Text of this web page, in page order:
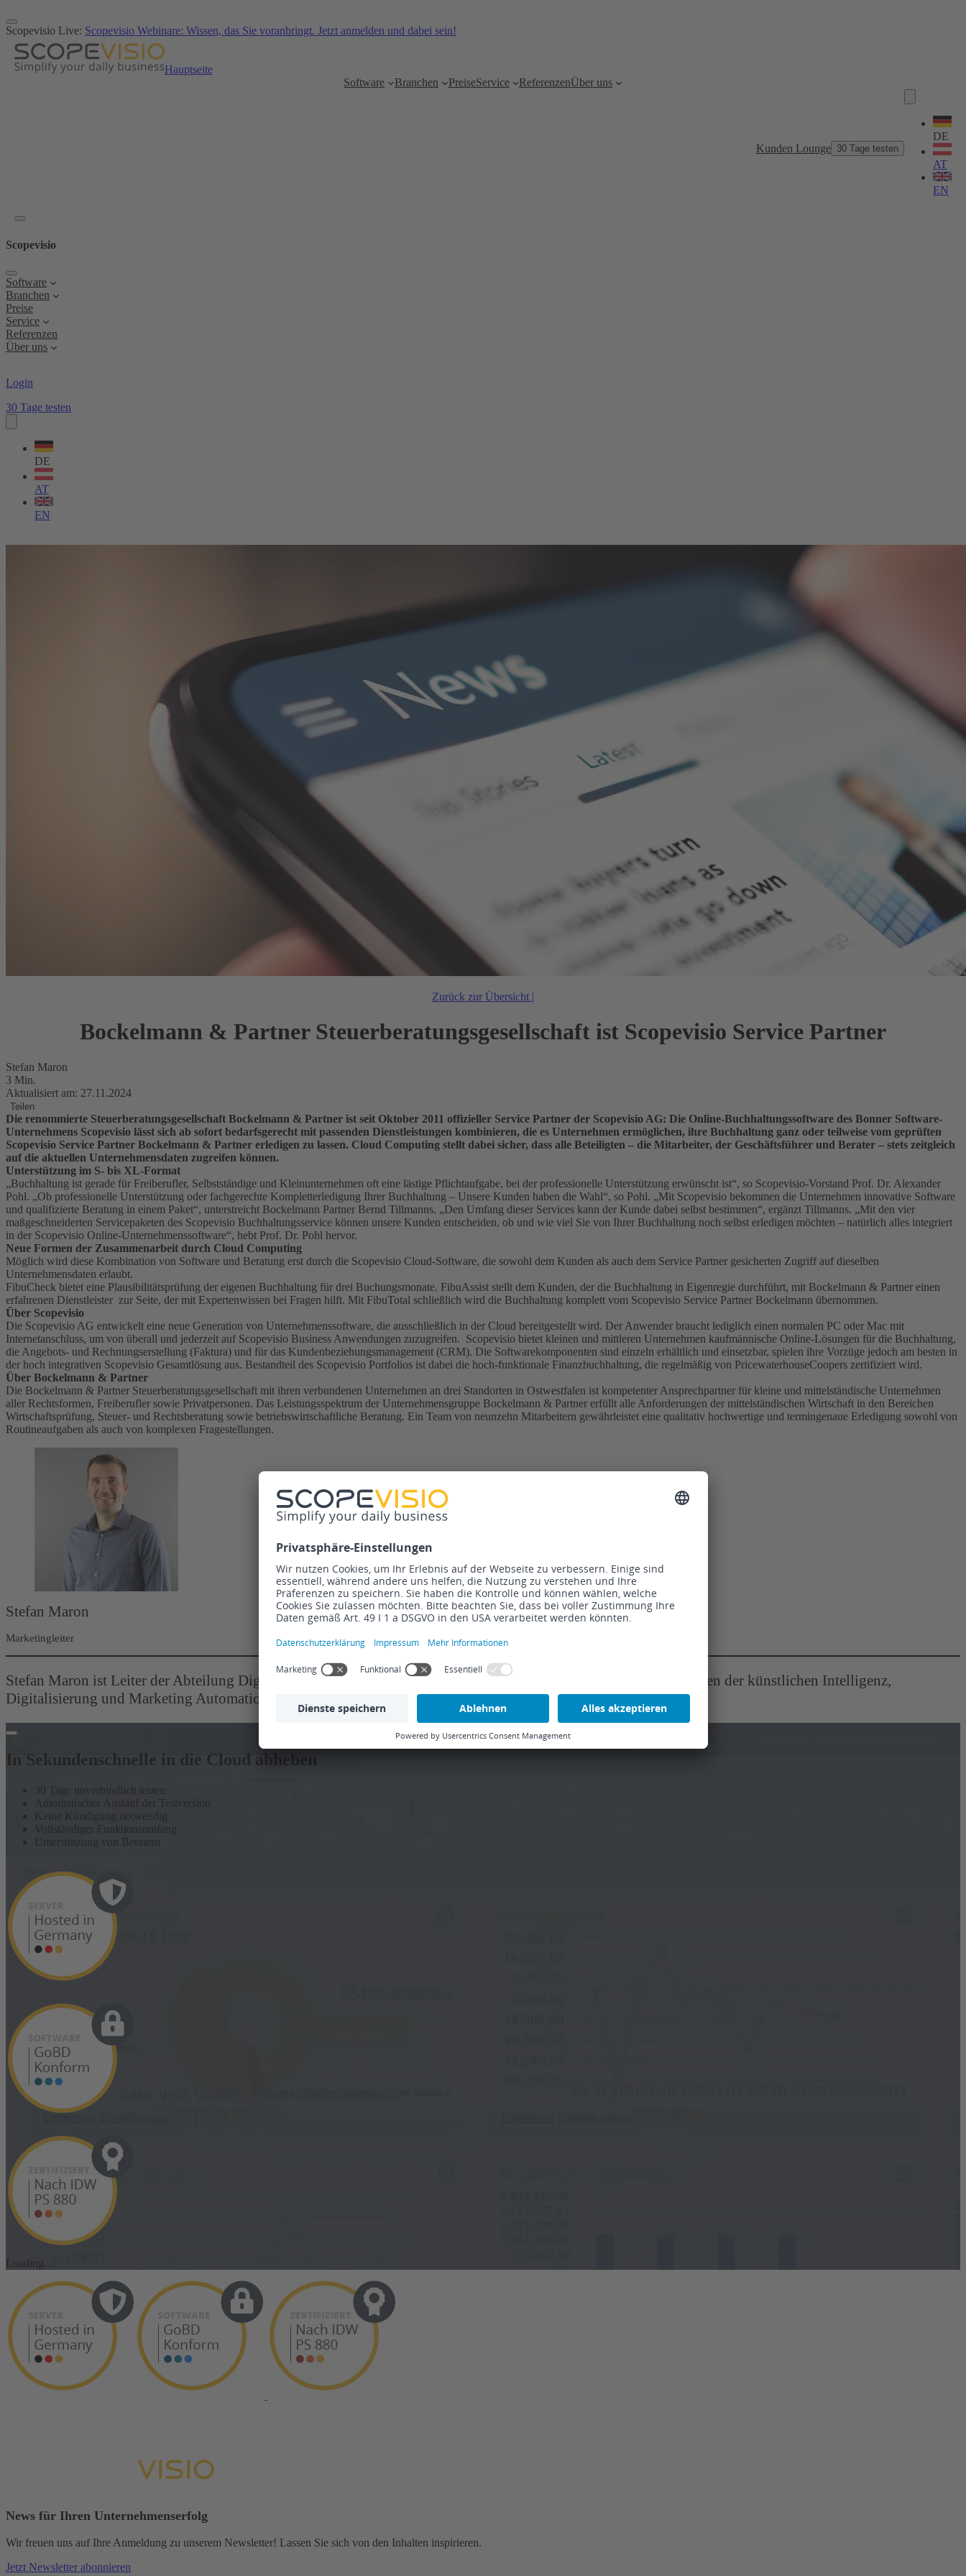
Zum
Inhalt
springen
Scopevisio Live: Scopevisio Webinare: Wissen, das Sie voranbringt. Jetzt anmelden und dabei sein!
Hauptseite
Software
Branchen PreiseService ReferenzenÜber uns
Kunden Lounge 30 Tage testen
Sprache
wählen
DE
AT
EN
Scopevisio
Software
Branchen
Preise
Service
Referenzen
Über uns
Login
30 Tage testen
Sprache
wählen
DE
AT
EN
Zurück zur Übersicht |
Bockelmann & Partner Steuerberatungsgesellschaft ist Scopevisio Service Partner
Stefan Maron
3 Min.
Aktualisiert am: 27.11.2024
Teilen
Die renommierte Steuerberatungsgesellschaft Bockelmann & Partner ist seit Oktober 2011 offizieller Service Partner der Scopevisio AG: Die Online-Buchhaltungssoftware des Bonner Software-
Unternehmens Scopevisio lässt sich ab sofort bedarfsgerecht mit passenden Dienstleistungen kombinieren, die es Unternehmen ermöglichen, ihre Buchhaltung ganz oder teilweise vom geprüften
Scopevisio Service Partner Bockelmann & Partner erledigen zu lassen. Cloud Computing stellt dabei sicher, dass alle Beteiligten – die Mitarbeiter, der Geschäftsführer und Berater – stets zeitgleich
auf die aktuellen Unternehmensdaten zugreifen können.
Unterstützung im S- bis XL-Format
„Buchhaltung ist gerade für Freiberufler, Selbstständige und Kleinunternehmen oft eine lästige Pflichtaufgabe, bei der professionelle Unterstützung erwünscht ist“, so Scopevisio-Vorstand Prof. Dr. Alexander
Pohl. „Ob professionelle Unterstützung oder fachgerechte Kompletterledigung Ihrer Buchhaltung – Unsere Kunden haben die Wahl“, so Pohl. „Mit Scopevisio bekommen die Unternehmen innovative Software
und qualifizierte Beratung in einem Paket“, unterstreicht Bockelmann Partner Bernd Tillmanns. „Den Umfang dieser Services kann der Kunde dabei selbst bestimmen“, ergänzt Tillmanns. „Mit den vier
maßgeschneiderten Servicepaketen des Scopevisio Buchhaltungsservice können unsere Kunden entscheiden, ob und wie viel Sie von Ihrer Buchhaltung noch selbst erledigen möchten – natürlich alles integriert
in der Scopevisio Online-Unternehmenssoftware“, hebt Prof. Dr. Pohl hervor.
Neue Formen der Zusammenarbeit durch Cloud Computing
Möglich wird diese Kombination von Software und Beratung erst durch die Scopevisio Cloud-Software, die sowohl dem Kunden als auch dem Service Partner gesicherten Zugriff auf dieselben
Unternehmensdaten erlaubt.
FibuCheck bietet eine Plausibilitätsprüfung der eigenen Buchhaltung für drei Buchungsmonate. FibuAssist stellt dem Kunden, der die Buchhaltung in Eigenregie durchführt, mit Bockelmann & Partner einen
erfahrenen Dienstleister zur Seite, der mit Expertenwissen bei Fragen hilft. Mit FibuTotal schließlich wird die Buchhaltung komplett vom Scopevisio Service Partner Bockelmann übernommen.
Über Scopevisio
Die Scopevisio AG entwickelt eine neue Generation von Unternehmenssoftware, die ausschließlich in der Cloud bereitgestellt wird. Der Anwender braucht lediglich einen normalen PC oder Mac mit
Internetanschluss, um von überall und jederzeit auf Scopevisio Business Anwendungen zuzugreifen. Scopevisio bietet kleinen und mittleren Unternehmen kaufmännische Online-Lösungen für die Buchhaltung,
die Angebots- und Rechnungserstellung (Faktura) und für das Kundenbeziehungsmanagement (CRM). Die Softwarekomponenten sind einzeln erhältlich und einsetzbar, spielen ihre Vorzüge jedoch am besten in
der hoch integrativen Scopevisio Gesamtlösung aus. Bestandteil des Scopevisio Portfolios ist dabei die hoch-funktionale Finanzbuchhaltung, die regelmäßig von PricewaterhouseCoopers zertifiziert wird.
Über Bockelmann & Partner
Die Bockelmann & Partner Steuerberatungsgesellschaft mit ihren verbundenen Unternehmen an drei Standorten in Ostwestfalen ist kompetenter Ansprechpartner für kleine und mittelständische Unternehmen
aller Rechtsformen, Freiberufler sowie Privatpersonen. Das Leistungsspektrum der Unternehmensgruppe Bockelmann & Partner erfüllt alle Anforderungen der mittelständischen Wirtschaft in den Bereichen
Wirtschaftsprüfung, Steuer- und Rechtsberatung sowie betriebswirtschaftliche Beratung. Ein Team von neunzehn Mitarbeitern gewährleistet eine qualitativ hochwertige und termingenaue Erledigung sowohl von
Routineaufgaben als auch von komplexen Fragestellungen.
Stefan Maron
Marketingleiter
Stefan Maron ist Leiter der Abteilung Digital Marketing bei der Scopevisio. Sein Schwerpunkt liegt in den Bereichen der künstlichen Intelligenz,
Digitalisierung und Marketing Automation.
In Sekundenschnelle in die Cloud abheben
30 Tage unverbindlich testen
Automatischer Auslauf der Testversion
Keine Kündigung notwendig
Vollständiger Funktionsumfang
Unterstützung von Beratern
Loading...
News für Ihren Unternehmenserfolg
Wir freuen uns auf Ihre Anmeldung zu unserem Newsletter! Lassen Sie sich von den Inhalten inspirieren.
Jetzt Newsletter abonnieren